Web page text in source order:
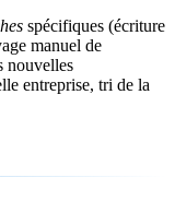
spécifiques (écriture
manuel de
nouvelles
entreprise, tri de la